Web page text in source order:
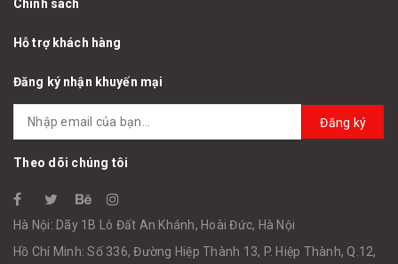
Chính sách
Hỗ trợ khách hàng
Đăng ký nhận khuyến mại
Đăng ký
Theo dõi chúng tôi
Hà Nội: Dãy 1B Lô Đất An Khánh, Hoài Đức, Hà Nội
Hồ Chí Minh: Số 336, Đường Hiệp Thành 13, P. Hiệp Thành, Q.12,